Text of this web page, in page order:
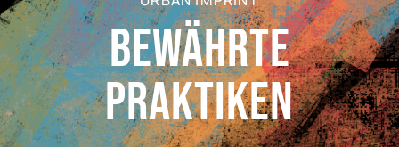
Bewährte
Praktiken